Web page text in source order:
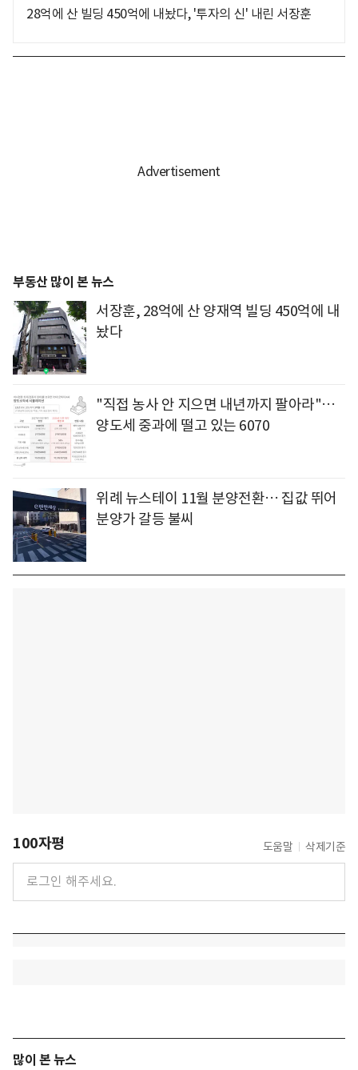
28억에 산 빌딩 450억에 내놨다, '투자의 신' 내린 서장훈
부동산 많이 본 뉴스
서장훈, 28억에 산 양재역 빌딩 450억에 내
놨다
"직접 농사 안 지으면 내년까지 팔아라"…
양도세 중과에 떨고 있는 6070
위례 뉴스테이 11월 분양전환… 집값 뛰어
분양가 갈등 불씨
100자평 도움말 삭제기준
많이 본 뉴스